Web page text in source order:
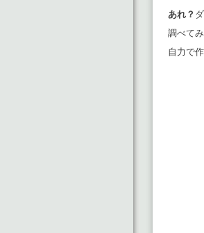
あれ？
調べて
自力で